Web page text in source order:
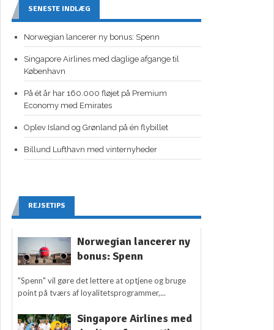
SENESTE INDLÆG
Norwegian lancerer ny bonus: Spenn
Singapore Airlines med daglige afgange til
København
På ét år har 160.000 fløjet på Premium
Economy med Emirates
Oplev Island og Grønland på én flybillet
Billund Lufthavn med vinternyheder
REJSETIPS
Norwegian lancerer ny
bonus: Spenn
"Spenn" vil gøre det lettere at optjene og bruge
point på tværs af loyalitetsprogrammer,...
Singapore Airlines med